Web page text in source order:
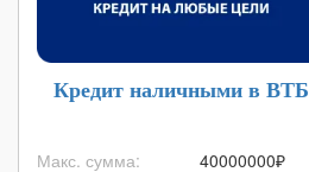
Кредит наличными в ВТБ
Макс. сумма:
40000000₽